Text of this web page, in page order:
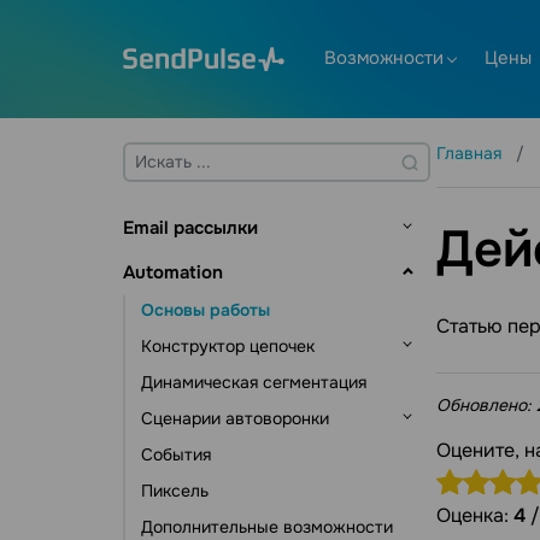
Возможности Цены
Email рассылки
Основы работы
Адресные книги и контакты
Управление контактами
Управление данными контактов
Инструменты подписки
Создание шаблона
Отправка рассылки
Email валидатор
Дополнительные возможности
Статистика и аналитика
Automation
Основы работы
Конструктор цепочек
Триггеры цепочки
Элементы коммуникации
Элементы действия
Другие элементы
Динамическая сегментация
Сценарии автоворонки
Автоматизация CRM
Автоматизация курсов
Автоматизация рассылок
События
Пиксель
Дополнительные возможности
Главная
Статью
Обновлено:
Оцените,
Оценка: 4 /